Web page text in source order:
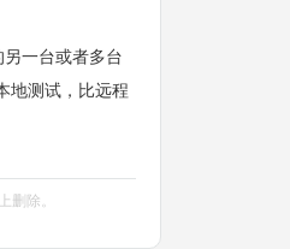
一台或者多台
地测试，比远程
删除。